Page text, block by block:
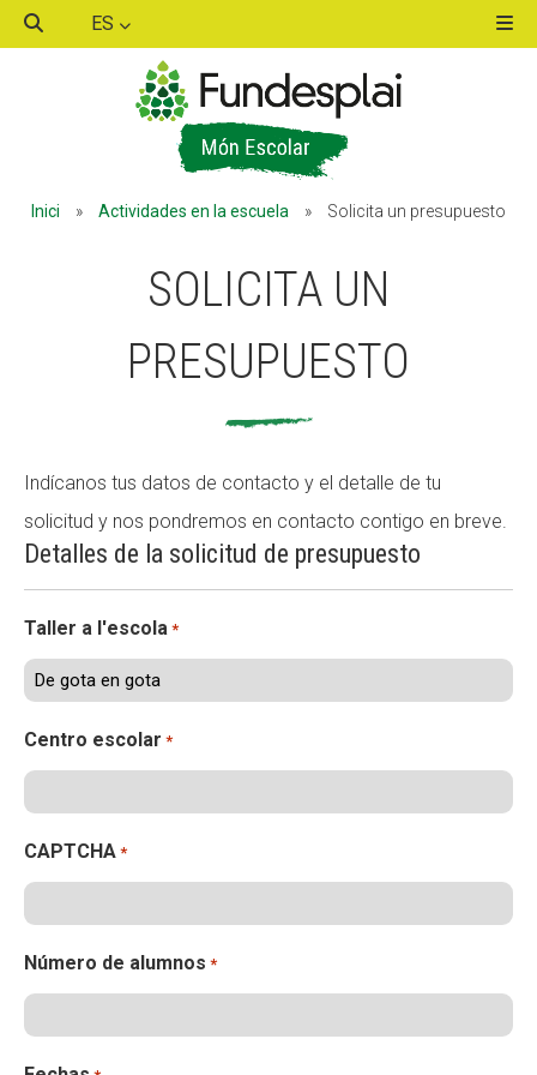
ES
Inici » Actividades en la escuela » Solicita un presupuesto
SOLICITA UN
PRESUPUESTO
Indícanos tus datos de contacto y el detalle de tu
solicitud y nos pondremos en contacto contigo en breve.
Detalles de la solicitud de presupuesto
Taller a l'escola *
Centro escolar *
CAPTCHA *
Número de alumnos *
ACTIVITATS D'ESTIU
ALBERG CENTRE ESPLAI
FORMACIÓ
CASES DE COLÒNIES
ACCIÓ SOCIAL I JOVES
SUPORT TERCER SECTOR